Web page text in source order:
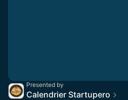
Presented by
Calendrier Startupero